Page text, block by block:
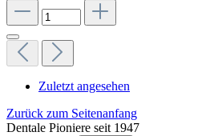
Zuletzt angesehen
Zurück zum Seitenanfang
Dentale Pioniere seit 1947